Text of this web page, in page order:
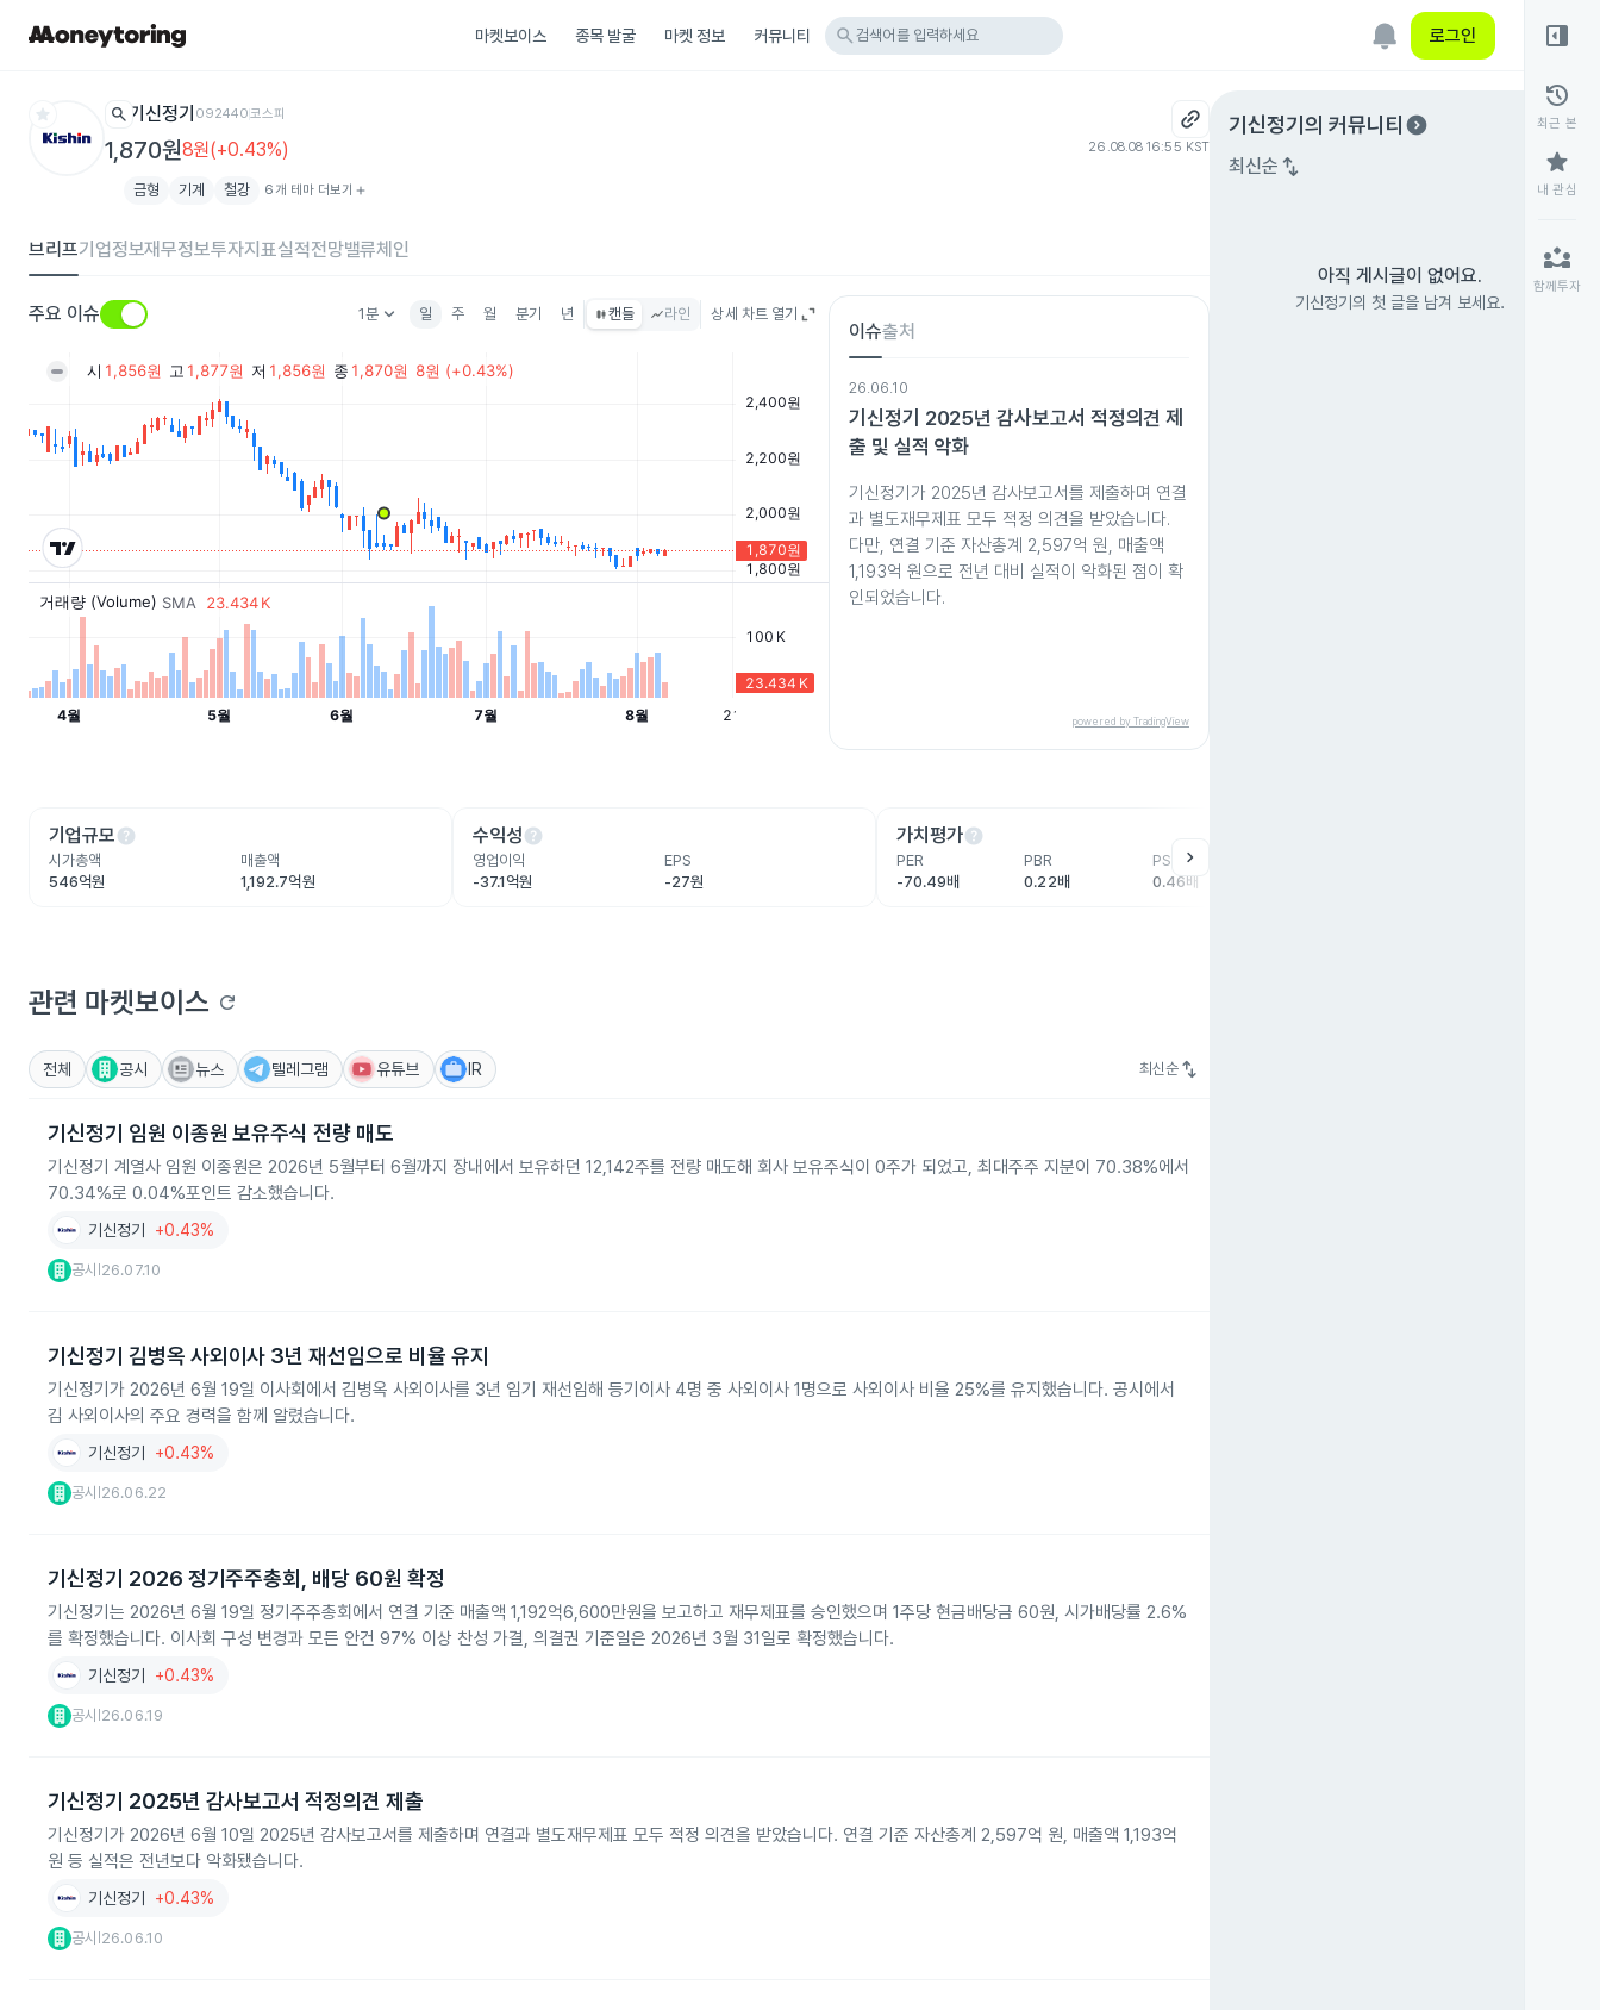
마켓보이스 종목 발굴 마켓 정보 커뮤니티 search 검색어를 입력하세요 로그인
star search 기신정기 092440코스피
1,870원8원(+0.43%) 26.08.08 16:55 KST
금형 기계 철강 6개 테마 더보기 add
브리프기업정보재무정보투자지표실적전망밸류체인
주요 이슈 1분keyboard_arrow_down 일 주 월 분기 년 캔들 라인 상세 차트 열기
이슈출처
26.06.10
기신정기 2025년 감사보고서 적정의견 제
출 및 실적 악화
기신정기가 2025년 감사보고서를 제출하며 연결
과 별도재무제표 모두 적정 의견을 받았습니다.
다만, 연결 기준 자산총계 2,597억 원, 매출액
1,193억 원으로 전년 대비 실적이 악화된 점이 확
인되었습니다.
powered by TradingView
기업규모help
시가총액
546억원
매출액
1,192.7억원
수익성help
영업이익
-37.1억원
EPS
-27원
가치평가help
PER
-70.49배
PBR
0.22배
PSR
0.46배
chevron_right
관련 마켓보이스 refresh
전체 공시 뉴스 텔레그램 유튜브 IR 최신순 swap_vert
기신정기 임원 이종원 보유주식 전량 매도
기신정기 계열사 임원 이종원은 2026년 5월부터 6월까지 장내에서 보유하던 12,142주를 전량 매도해 회사 보유주식이 0주가 되었고, 최대주주 지분이 70.38%에서
70.34%로 0.04%포인트 감소했습니다.
기신정기 +0.43%
공시 26.07.10
기신정기 김병옥 사외이사 3년 재선임으로 비율 유지
기신정기가 2026년 6월 19일 이사회에서 김병옥 사외이사를 3년 임기 재선임해 등기이사 4명 중 사외이사 1명으로 사외이사 비율 25%를 유지했습니다. 공시에서
김 사외이사의 주요 경력을 함께 알렸습니다.
기신정기 +0.43%
공시 26.06.22
기신정기 2026 정기주주총회, 배당 60원 확정
기신정기는 2026년 6월 19일 정기주주총회에서 연결 기준 매출액 1,192억6,600만원을 보고하고 재무제표를 승인했으며 1주당 현금배당금 60원, 시가배당률 2.6%
를 확정했습니다. 이사회 구성 변경과 모든 안건 97% 이상 찬성 가결, 의결권 기준일은 2026년 3월 31일로 확정했습니다.
기신정기 +0.43%
공시 26.06.19
기신정기 2025년 감사보고서 적정의견 제출
기신정기가 2026년 6월 10일 2025년 감사보고서를 제출하며 연결과 별도재무제표 모두 적정 의견을 받았습니다. 연결 기준 자산총계 2,597억 원, 매출액 1,193억
원 등 실적은 전년보다 악화됐습니다.
기신정기 +0.43%
공시 26.06.10
기신정기 의 커뮤니티 expand_circle_right
최신순 swap_vert
아직 게시글이 없어요.
기신정기의 첫 글을 남겨 보세요.
right_panel_open
history
최근 본
star
내 관심
partner_exchange
함께투자